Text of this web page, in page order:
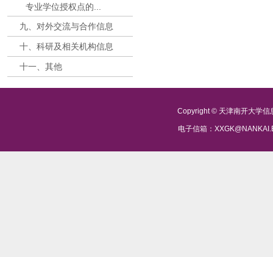
专业学位授权点的...
九、对外交流与合作信息
十、科研及相关机构信息
十一、其他
Copyright © 天津南开大学信
电子信箱：